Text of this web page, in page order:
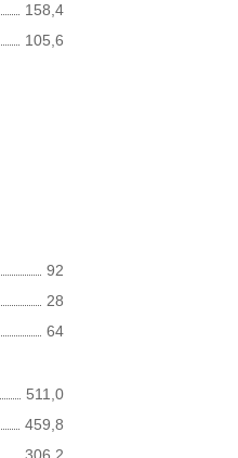
158,4
105,6
92
28
64
511,0
459,8